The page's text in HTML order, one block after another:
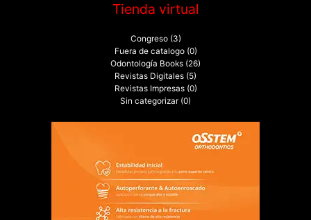
Tienda virtual
Congreso (3)
Fuera de catalogo (0)
Odontología Books (26)
Revistas Digitales (5)
Revistas Impresas (0)
Sin categorizar (0)